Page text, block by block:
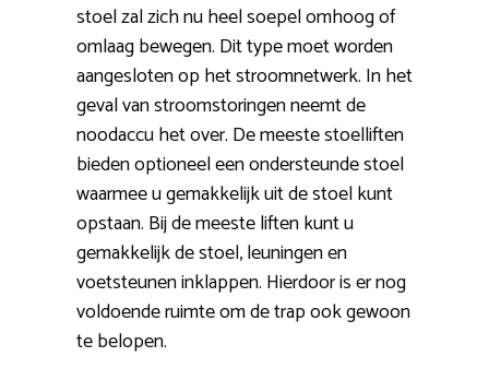
stoel zal zich nu heel soepel omhoog of
omlaag bewegen. Dit type moet worden
aangesloten op het stroomnetwerk. In het
geval van stroomstoringen neemt de
noodaccu het over. De meeste stoelliften
bieden optioneel een ondersteunde stoel
waarmee u gemakkelijk uit de stoel kunt
opstaan. Bij de meeste liften kunt u
gemakkelijk de stoel, leuningen en
voetsteunen inklappen. Hierdoor is er nog
voldoende ruimte om de trap ook gewoon
te belopen.